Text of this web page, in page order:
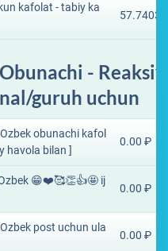
kafolat - tabiy ka
57.7403
-
guruh uchun
obunachi kafol
havola bilan ]
0.00 ₽
😁❤️🥰👏👍🤩 ij
0.00 ₽
post uchun ula
0.00 ₽